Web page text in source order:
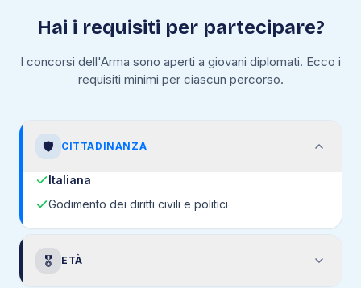
Hai i requisiti per partecipare?
I concorsi dell'Arma sono aperti a giovani diplomati. Ecco i
requisiti minimi per ciascun percorso.
🛡️ CITTADINANZA
Italiana
Godimento dei diritti civili e politici
🎖️ ETÀ